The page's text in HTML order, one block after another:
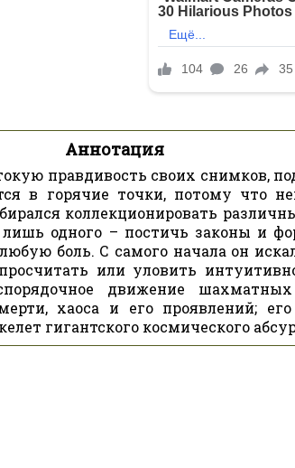
Аннотация
правдивость своих снимков,
в горячие точки, потому что
коллекционировать
одного – постичь законы и
боль. С самого начала он
или уловить
движение
хаоса и его проявлений; его
гигантского космического